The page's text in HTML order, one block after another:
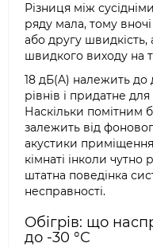
Різниця між
ряду мала, тому
або другу
швидкого виходу на
18 дБ(A) належить до
рівнів і придатне
Наскільки помітним
залежить від
акустики
кімнаті інколи чутно
штатна поведінка
несправності.
Обігрів: що
до -30 °C